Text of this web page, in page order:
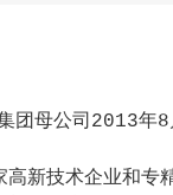
团母公司2013年
新技术企业和专